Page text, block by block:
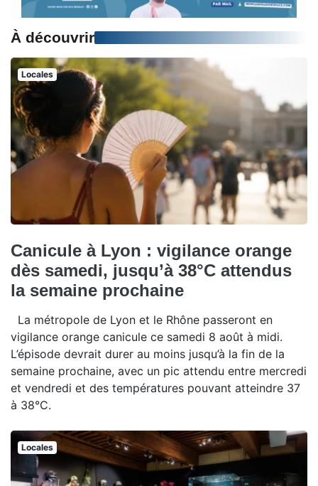
À découvrir
Locales
Canicule à Lyon : vigilance orange
dès samedi, jusqu’à 38°C attendus
la semaine prochaine
La métropole de Lyon et le Rhône passeront en
vigilance orange canicule ce samedi 8 août à midi.
L’épisode devrait durer au moins jusqu’à la fin de la
semaine prochaine, avec un pic attendu entre mercredi
et vendredi et des températures pouvant atteindre 37
à 38°C.
Locales